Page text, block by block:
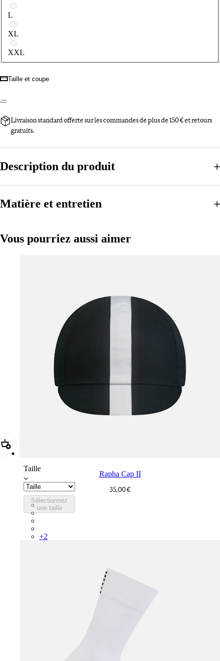
L
XL
XXL
Taille et coupe
Livraison standard offerte sur les commandes de plus de 150 € et retours
gratuits.
Description du produit
Matière et entretien
Vous pourriez aussi aimer
Ajouter Rapha Cap II
Taille
Sélectionnez
une taille
Rapha Cap II
35,00 €
RCP10XXBLW
RCP10XXRWL
+2